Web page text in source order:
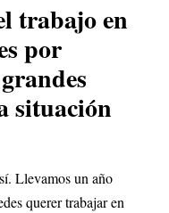
trabajo en
por
situación
Llevamos un año
querer trabajar en